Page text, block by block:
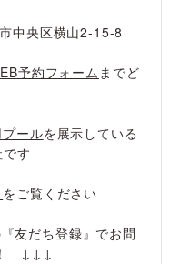
中央区横山2-15-8
予約フォーム までど
ールを展示している
す
をご覧ください
友だち登録』でお問
！ ↓↓↓